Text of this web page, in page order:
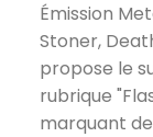
Émission
Stoner,
propose le
rubrique
marquant